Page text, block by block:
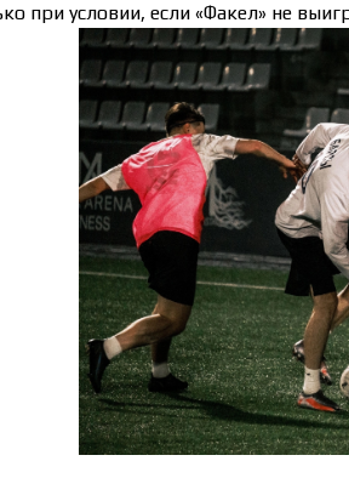
при условии, если «Факел» не